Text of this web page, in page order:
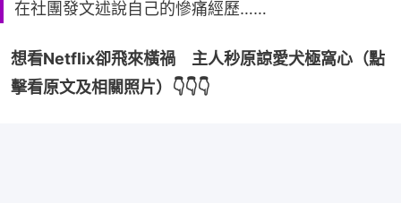
在社團發文述說自己的慘痛經歷……
想看Netflix卻飛來橫禍　主人秒原諒愛犬極窩心（點
擊看原文及相關照片）👇👇👇